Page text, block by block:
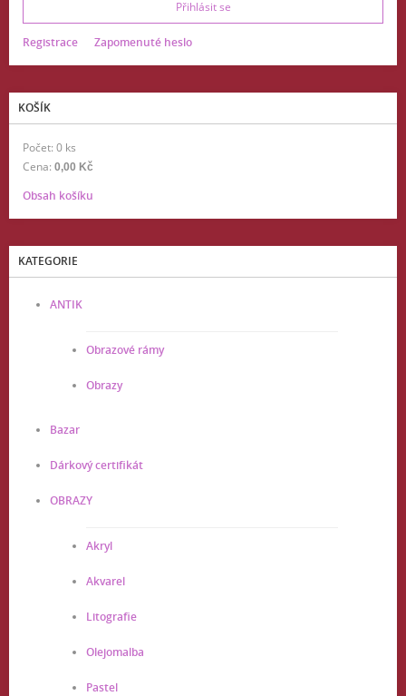
Registrace Zapomenuté heslo
KOŠÍK
Počet: 0 ks
Cena: 0,00 Kč
Obsah košíku
KATEGORIE
ANTIK
Obrazové rámy
Obrazy
Bazar
Dárkový certifikát
OBRAZY
Akryl
Akvarel
Litografie
Olejomalba
Pastel